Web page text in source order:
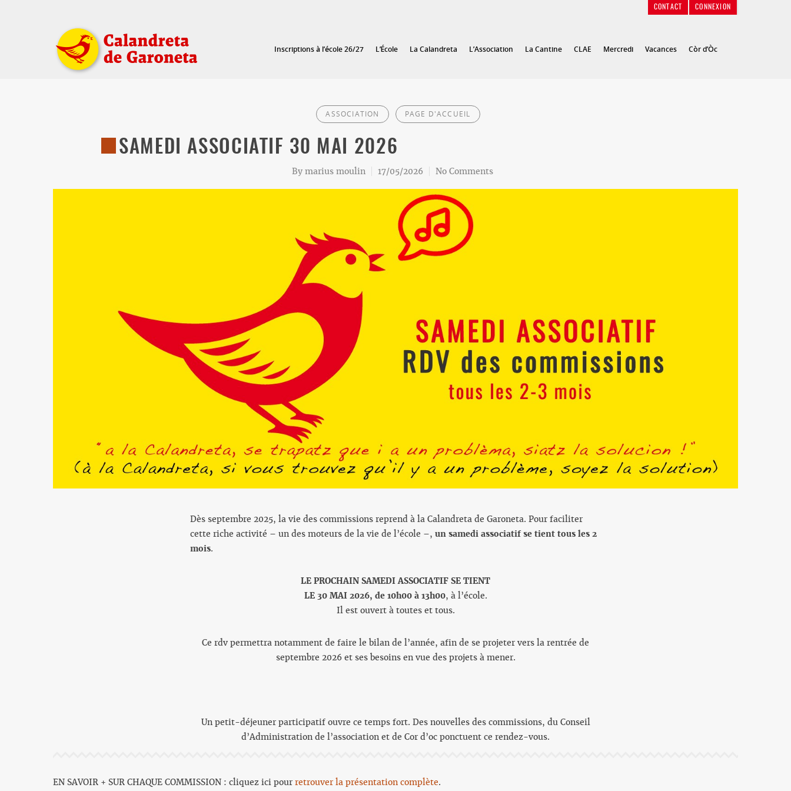
CONTACT CONNEXION
Inscriptions à l’école 26/27 L’École La Calandreta L’Association La Cantine CLAE Mercredi Vacances Còr d’Òc
ASSOCIATION PAGE D'ACCUEIL
SAMEDI ASSOCIATIF 30 MAI 2026
By marius moulin 17/05/2026 No Comments
Dès septembre 2025, la vie des commissions reprend à la Calandreta de Garoneta. Pour faciliter
cette riche activité – un des moteurs de la vie de l’école –, un samedi associatif se tient tous les 2
mois.
LE PROCHAIN SAMEDI ASSOCIATIF SE TIENT
LE 30 MAI 2026, de 10h00 à 13h00, à l’école.
Il est ouvert à toutes et tous.
Ce rdv permettra notamment de faire le bilan de l’année, afin de se projeter vers la rentrée de
septembre 2026 et ses besoins en vue des projets à mener.
Un petit-déjeuner participatif ouvre ce temps fort. Des nouvelles des commissions, du Conseil
d’Administration de l’association et de Cor d’oc ponctuent ce rendez-vous.
EN SAVOIR + SUR CHAQUE COMMISSION : cliquez ici pour retrouver la présentation complète.